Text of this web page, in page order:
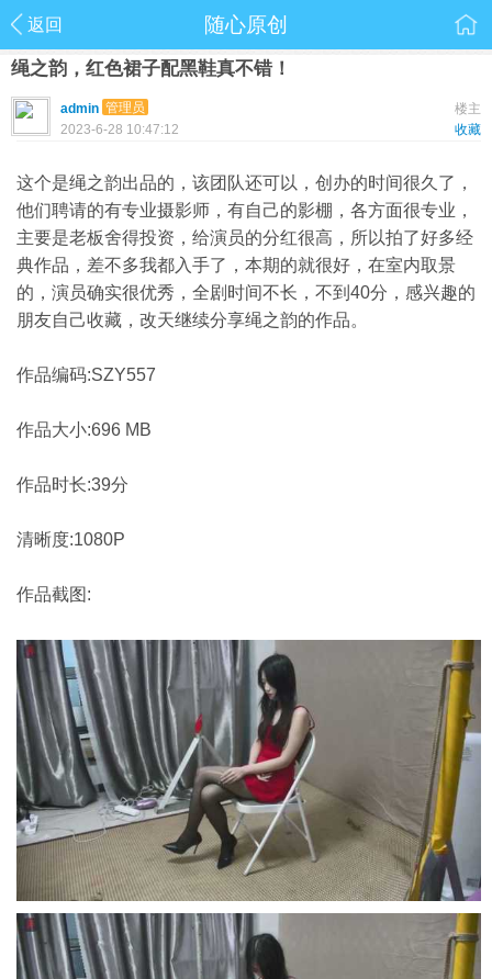
返回 随心原创
绳之韵，红色裙子配黑鞋真不错！
楼主
admin 管理员
收藏
2023-6-28 10:47:12
这个是绳之韵出品的，该团队还可以，创办的时间很久了，
他们聘请的有专业摄影师，有自己的影棚，各方面很专业，
主要是老板舍得投资，给演员的分红很高，所以拍了好多经
典作品，差不多我都入手了，本期的就很好，在室内取景
的，演员确实很优秀，全剧时间不长，不到40分，感兴趣的
朋友自己收藏，改天继续分享绳之韵的作品。
作品编码:SZY557
作品大小:696 MB
作品时长:39分
清晰度:1080P
作品截图: